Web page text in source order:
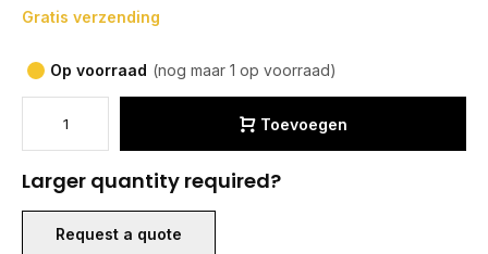
Gratis verzending
Op voorraad (nog maar 1 op voorraad)
Toevoegen
Larger quantity required?
Request a quote